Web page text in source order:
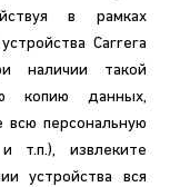
в рамках
наличии такой
копию данных,
всю персональную
т.п.), извлеките
устройства вся